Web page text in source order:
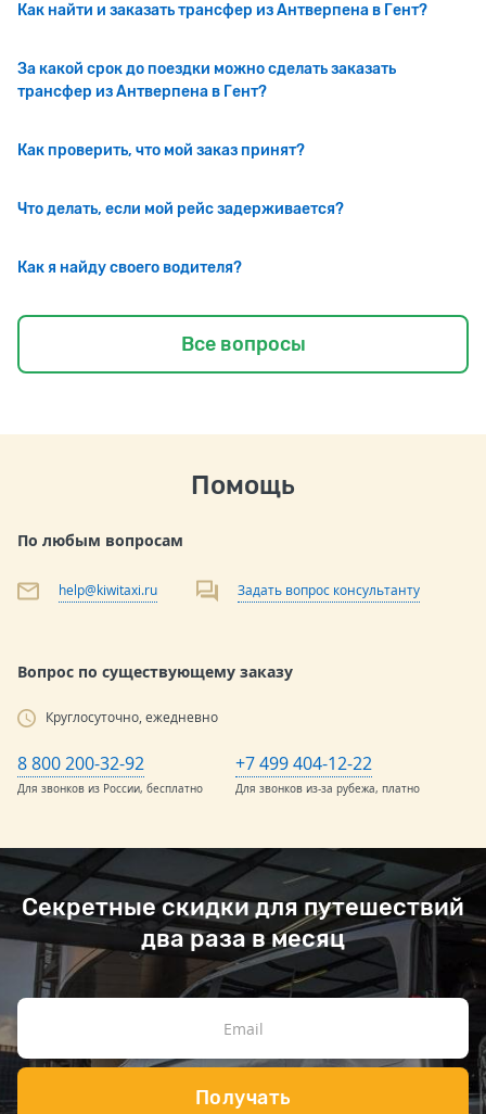
Как найти и заказать трансфер из Антверпена в Гент?
За какой срок до поездки можно сделать заказать
трансфер из Антверпена в Гент?
Как проверить, что мой заказ принят?
Что делать, если мой рейс задерживается?
Как я найду своего водителя?
Все вопросы
Помощь
По любым вопросам
help@kiwitaxi.ru Задать вопрос консультанту
Вопрос по существующему заказу
Круглосуточно, ежедневно
8 800 200-32-92
Для звонков из России, бесплатно
+7 499 404-12-22
Для звонков из-за рубежа, платно
Секретные скидки для путешествий
два раза в месяц
Получать